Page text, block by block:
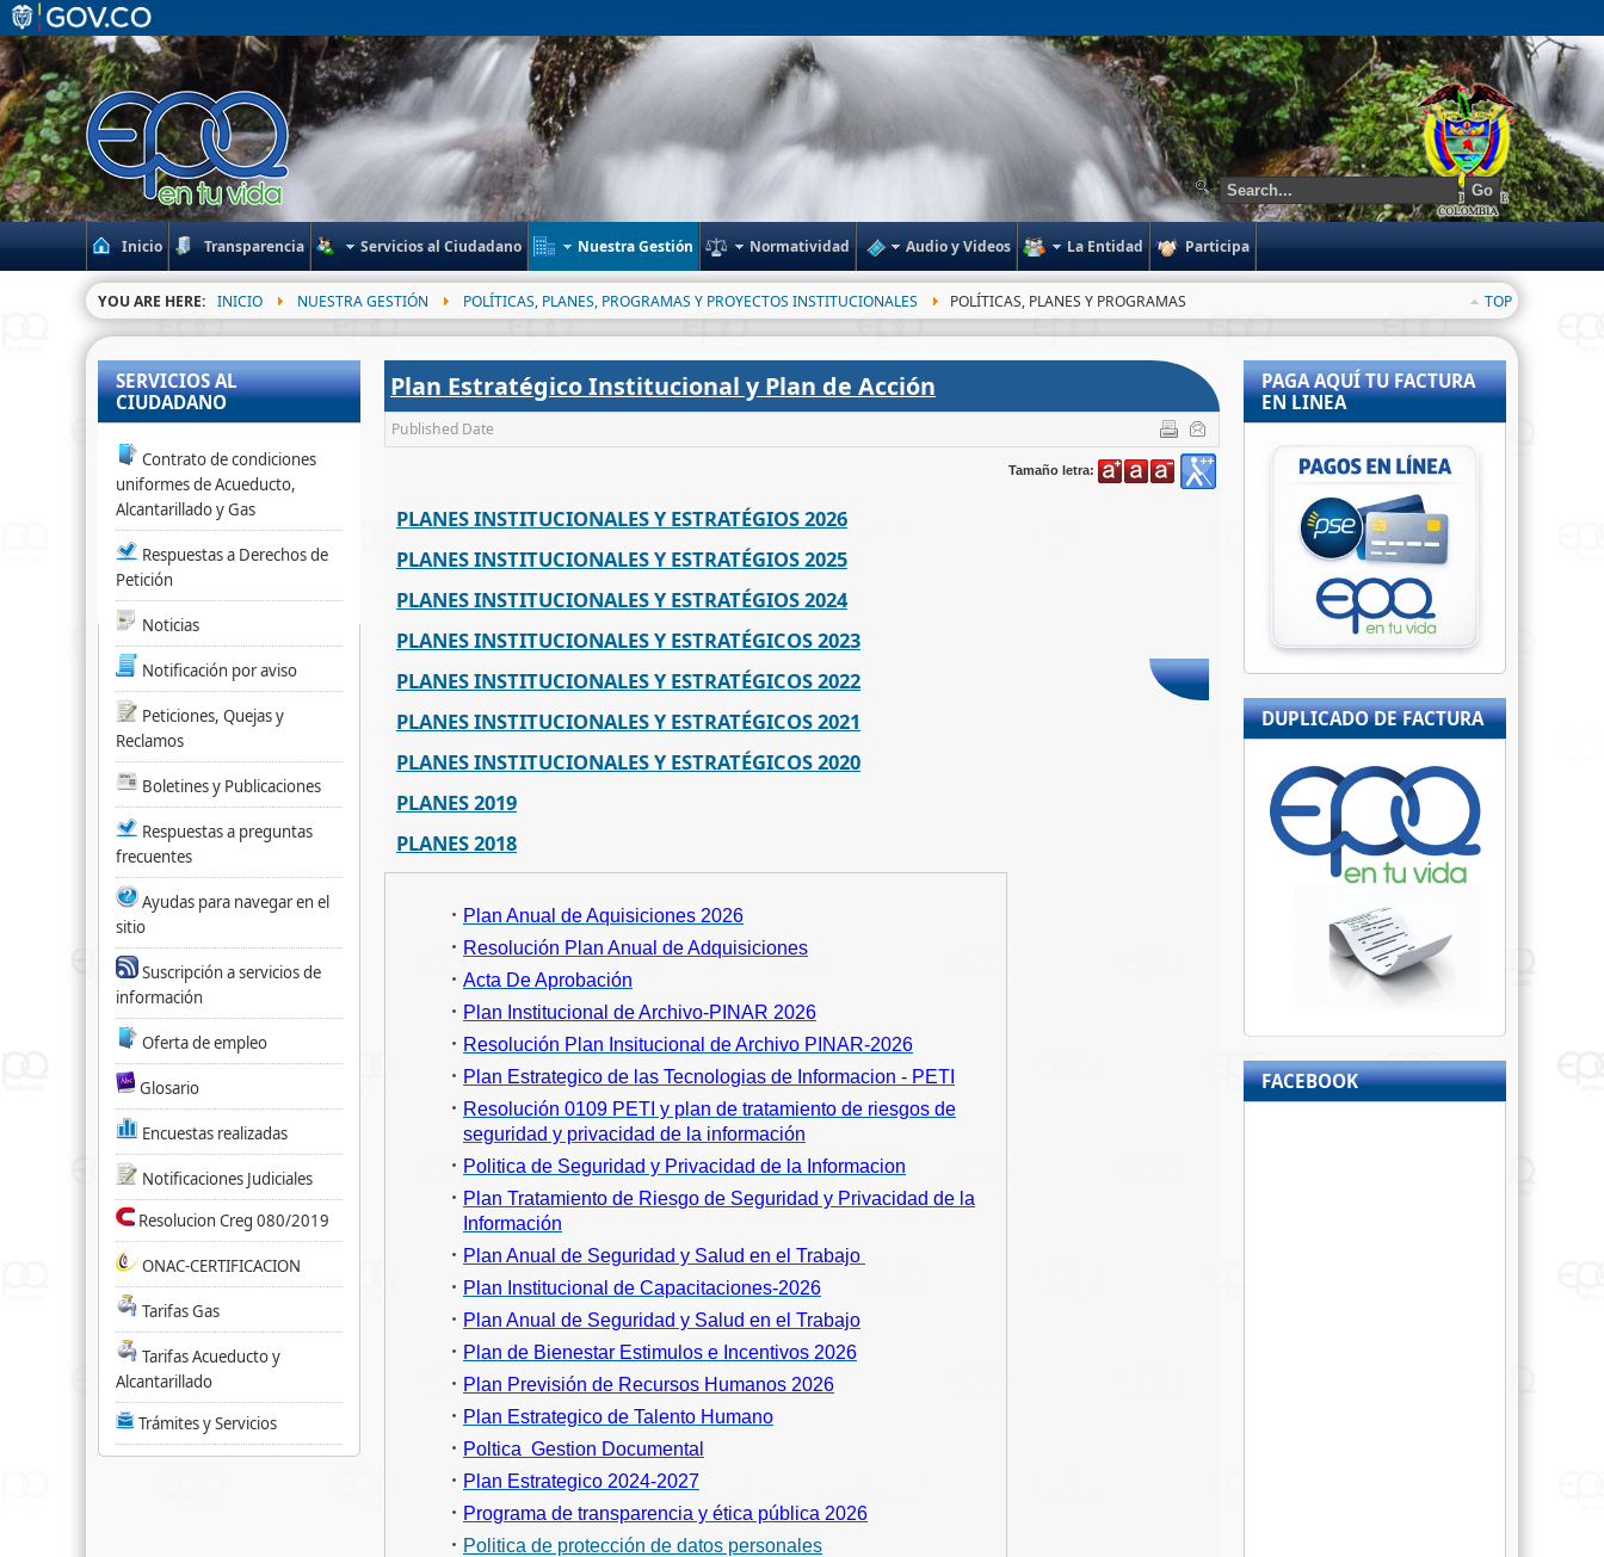
Go
Inicio Transparencia Servicios al Ciudadano Nuestra Gestión Normatividad Audio y Videos La Entidad Participa
YOU ARE HERE: INICIO NUESTRA GESTIÓN POLÍTICAS, PLANES, PROGRAMAS Y PROYECTOS INSTITUCIONALES POLÍTICAS, PLANES Y PROGRAMAS TOP
Plan Estratégico Institucional y Plan de Acción
Published Date
Tamaño letra:
PLANES INSTITUCIONALES Y ESTRATÉGIOS 2026
PLANES INSTITUCIONALES Y ESTRATÉGIOS 2025
PLANES INSTITUCIONALES Y ESTRATÉGIOS 2024
PLANES INSTITUCIONALES Y ESTRATÉGICOS 2023
PLANES INSTITUCIONALES Y ESTRATÉGICOS 2022
PLANES INSTITUCIONALES Y ESTRATÉGICOS 2021
PLANES INSTITUCIONALES Y ESTRATÉGICOS 2020
PLANES 2019
PLANES 2018
Plan Anual de Aquisiciones 2026
Resolución Plan Anual de Adquisiciones
Acta De Aprobación
Plan Institucional de Archivo-PINAR 2026
Resolución Plan Insitucional de Archivo PINAR-2026
Plan Estrategico de las Tecnologias de Informacion - PETI
Resolución 0109 PETI y plan de tratamiento de riesgos de
seguridad y privacidad de la información
Politica de Seguridad y Privacidad de la Informacion
Plan Tratamiento de Riesgo de Seguridad y Privacidad de la
Información
Plan Anual de Seguridad y Salud en el Trabajo
Plan Institucional de Capacitaciones-2026
Plan Anual de Seguridad y Salud en el Trabajo
Plan de Bienestar Estimulos e Incentivos 2026
Plan Previsión de Recursos Humanos 2026
Plan Estrategico de Talento Humano
Poltica Gestion Documental
Plan Estrategico 2024-2027
Programa de transparencia y ética pública 2026
Politica de protección de datos personales
SERVICIOS AL
CIUDADANO
Contrato de condiciones
uniformes de Acueducto,
Alcantarillado y Gas
Respuestas a Derechos de
Petición
Noticias
Notificación por aviso
Peticiones, Quejas y
Reclamos
Boletines y Publicaciones
Respuestas a preguntas
frecuentes
Ayudas para navegar en el
sitio
Suscripción a servicios de
información
Oferta de empleo
Glosario
Encuestas realizadas
Notificaciones Judiciales
Resolucion Creg 080/2019
ONAC-CERTIFICACION
Tarifas Gas
Tarifas Acueducto y
Alcantarillado
Trámites y Servicios
PAGA AQUÍ TU FACTURA
EN LINEA
DUPLICADO DE FACTURA
FACEBOOK